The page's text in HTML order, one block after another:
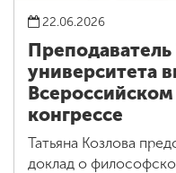
22.06.2026
университета
конгрессе
Татьяна Козлова
доклад о